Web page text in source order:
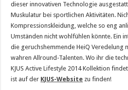
dieser innovativen Technologie
Muskulatur bei sportlichen Aktivitäten.
Kompressionskleidung, welche so eng
Umständen nicht wohlfühlen könnte. Ein
die geruchshemmende HeiQ Veredelung
wahren Allround-Talenten. Wo ihr die
KJUS Active Lifestyle 2014 Kollektion
ist auf der KJUS-Website zu finden!